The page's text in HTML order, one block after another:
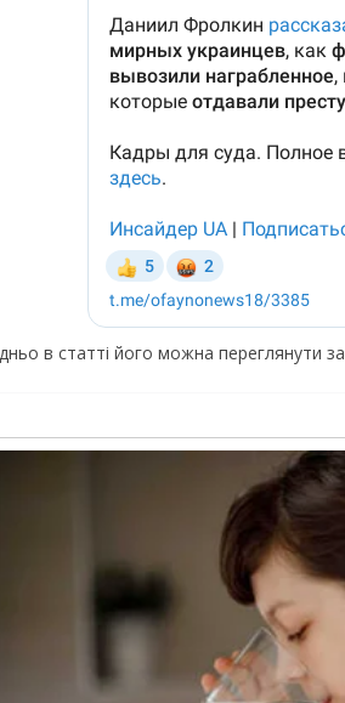
в статті його можна переглянути за